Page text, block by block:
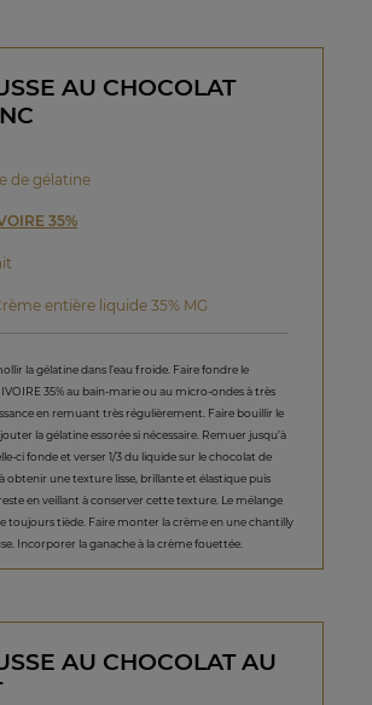
AU CHOCOLAT
de gélatine
35%
entière liquide 35% MG
la gélatine dans l’eau froide. Faire fondre le
35% au bain-marie ou au micro-ondes à très
en remuant très régulièrement. Faire bouillir le
la gélatine essorée si nécessaire. Remuer jusqu’à
ci fonde et verser 1/3 du liquide sur le chocolat de
obtenir une texture lisse, brillante et élastique puis
en veillant à conserver cette texture. Le mélange
toujours tiède. Faire monter la crème en une chantilly
Incorporer la ganache à la crème fouettée.
AU CHOCOLAT AU